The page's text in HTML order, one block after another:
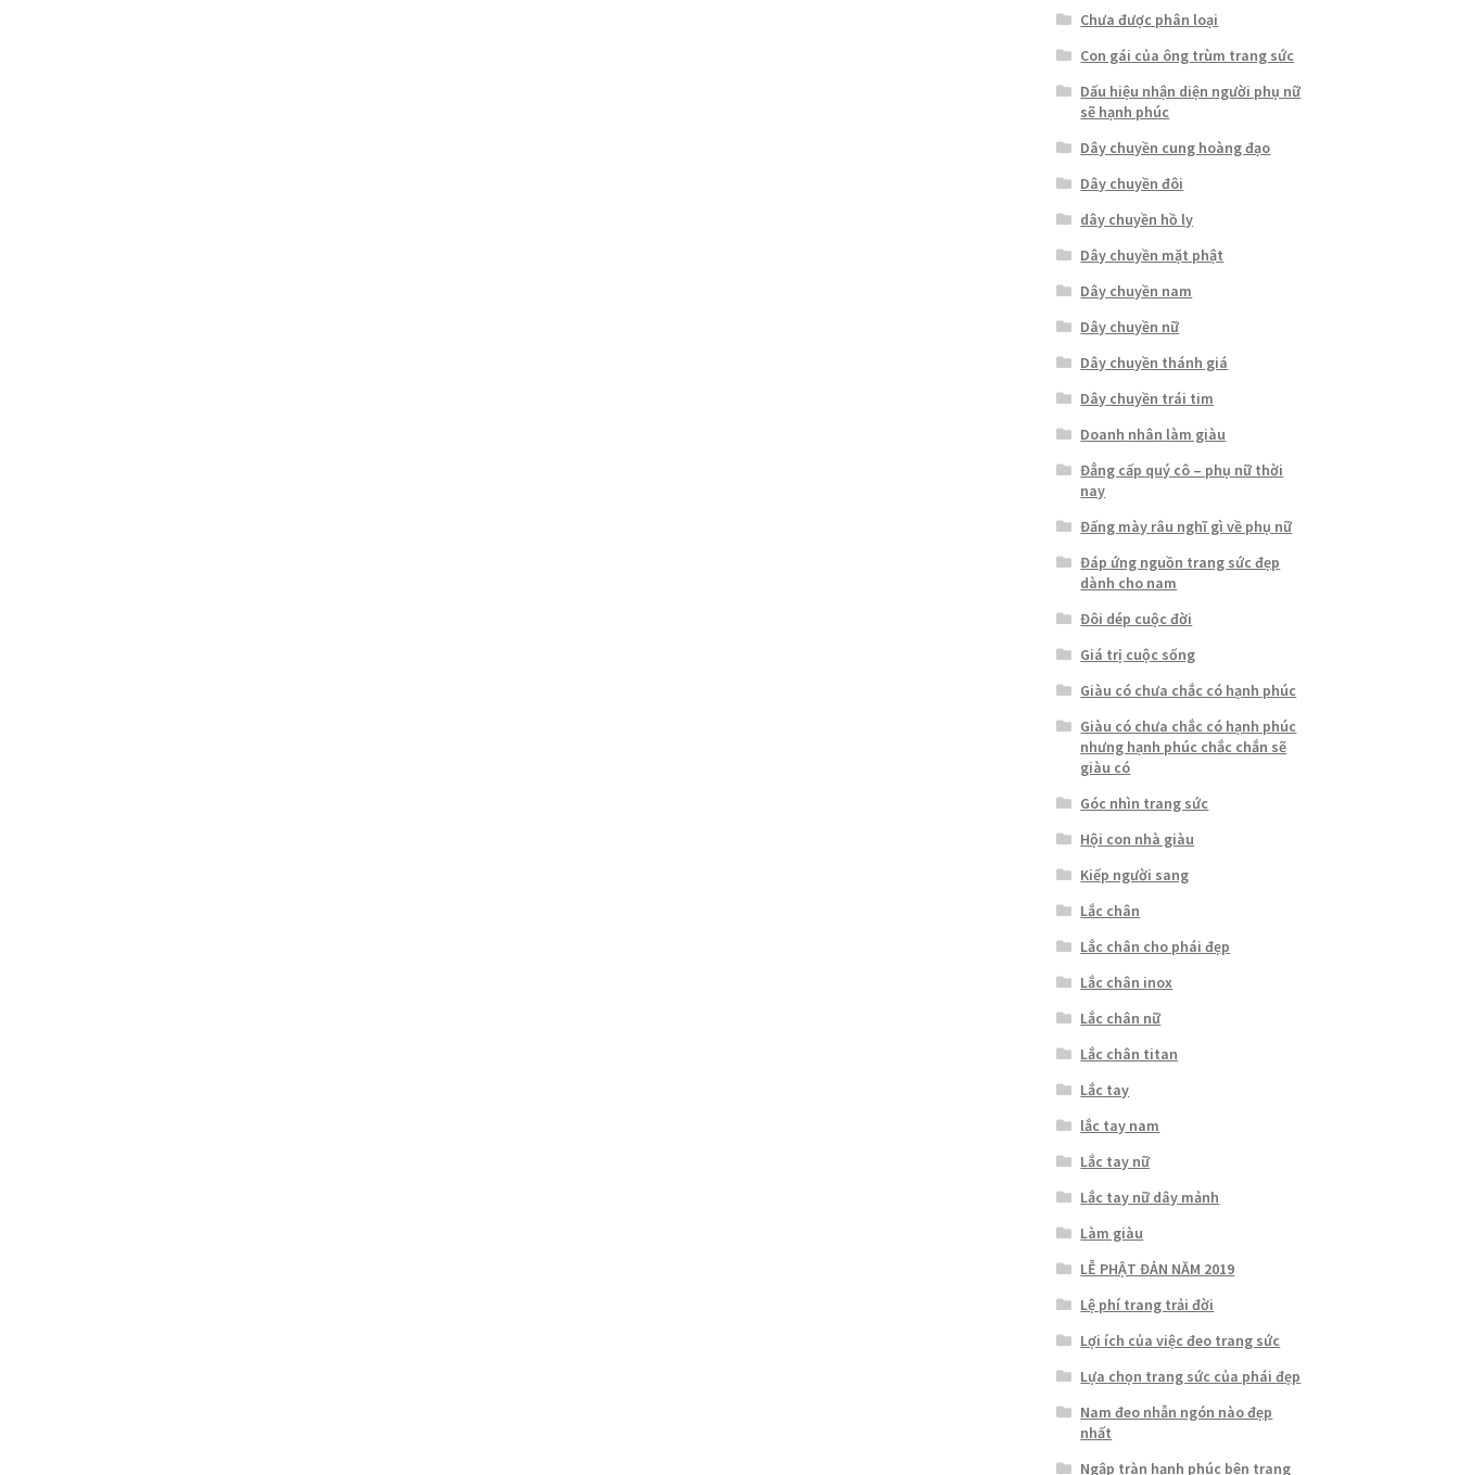
Chưa được phân loại
Con gái của ông trùm trang sức
Dấu hiệu nhận diện người phụ nữ
sẽ hạnh phúc
Dây chuyền cung hoàng đạo
Dây chuyền đôi
dây chuyền hồ ly
Dây chuyền mặt phật
Dây chuyền nam
Dây chuyền nữ
Dây chuyền thánh giá
Dây chuyền trái tim
Doanh nhân làm giàu
Đẳng cấp quý cô – phụ nữ thời
nay
Đấng mày râu nghĩ gì về phụ nữ
Đáp ứng nguồn trang sức đẹp
dành cho nam
Đôi dép cuộc đời
Giá trị cuộc sống
Giàu có chưa chắc có hạnh phúc
Giàu có chưa chắc có hạnh phúc
nhưng hạnh phúc chắc chắn sẽ
giàu có
Góc nhìn trang sức
Hội con nhà giàu
Kiếp người sang
Lắc chân
Lắc chân cho phái đẹp
Lắc chân inox
Lắc chân nữ
Lắc chân titan
Lắc tay
lắc tay nam
Lắc tay nữ
Lắc tay nữ dây mảnh
Làm giàu
LỄ PHẬT ĐẢN NĂM 2019
Lệ phí trang trải đời
Lợi ích của việc đeo trang sức
Lựa chọn trang sức của phái đẹp
Nam đeo nhẫn ngón nào đẹp
nhất
Ngập tràn hạnh phúc bên trang